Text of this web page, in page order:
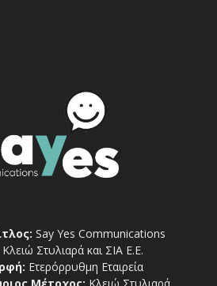
Say Yes Communications
Κλειώ Στυλιαρά και ΣΙΑ Ε.Ε.
Ετερόρρυθμη Εταιρεία